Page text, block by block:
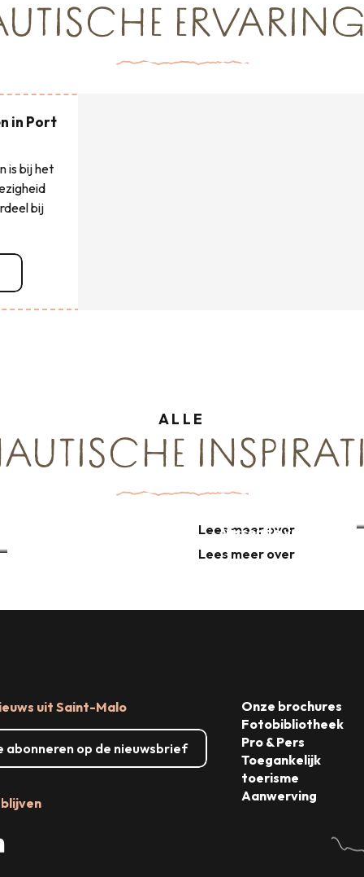
in Port
is bij het
bij
ALLE
Lees meer over
Lees meer over
VIS SCHELP- EN SCHAALDIEREN
Vissen te voet
uit Saint-Malo
abonneren op de nieuwsbrief
Onze brochures
Fotobibliotheek
Pro & Pers
Toegankelijk
toerisme
Aanwerving